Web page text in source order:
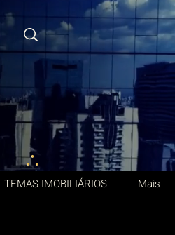
TEMAS IMOBILIÁRIOS Mais